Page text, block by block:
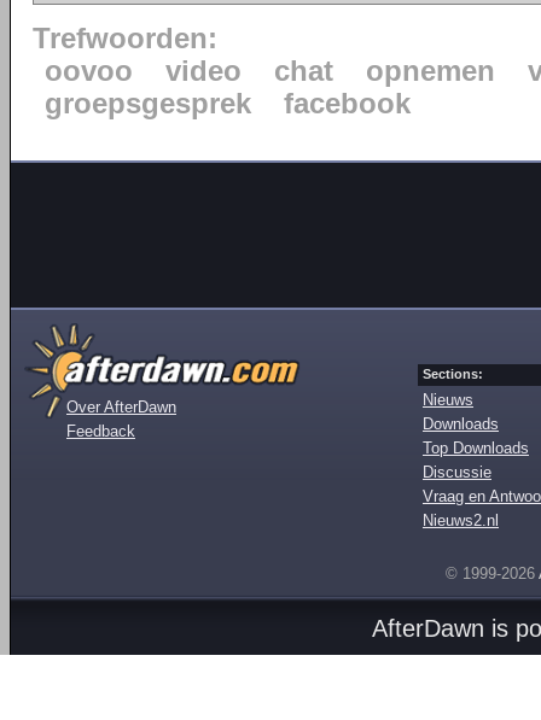
Trefwoorden:
oovoo
video chat opnemen
groepsgesprek
facebook
Over AfterDawn
Feedback
Sections:
Nieuws
Downloads
Top Downloads
Discussie
Vraag en
Nieuws2.nl
© 1999-2026
AfterDawn is